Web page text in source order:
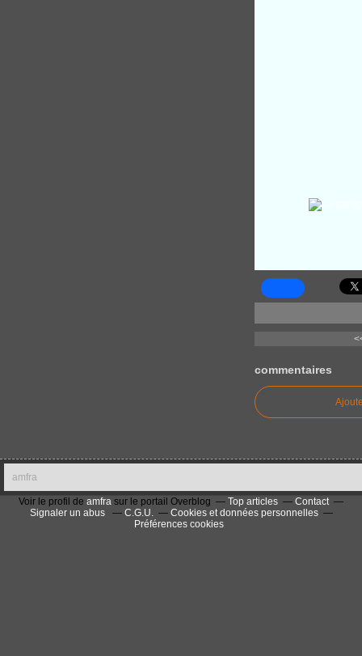
commentaires
amfra
Voir le profil de amfra sur le portail Overblog Top articles
Contact
Signaler un abus
C.G.U.
Cookies et données personnelles
Préférences cookies